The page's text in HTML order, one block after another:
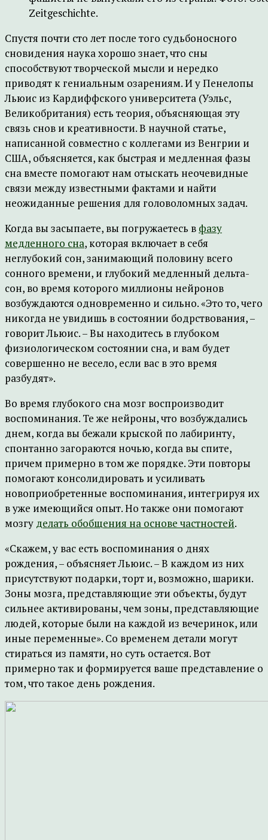
Zeitgeschichte.
Спустя почти сто лет после того судьбоносного
сновидения наука хорошо знает, что сны
способствуют творческой мысли и нередко
приводят к гениальным озарениям. И у Пенелопы
Льюис из Кардиффского университета (Уэльс,
Великобритания) есть теория, объясняющая эту
связь снов и креативности. В научной статье,
написанной совместно с коллегами из Венгрии и
США, объясняется, как быстрая и медленная фазы
сна вместе помогают нам отыскать неочевидные
связи между известными фактами и найти
неожиданные решения для головоломных задач.
Когда вы засыпаете, вы погружаетесь в фазу
медленного сна, которая включает в себя
неглубокий сон, занимающий половину всего
сонного времени, и глубокий медленный дельта-
сон, во время которого миллионы нейронов
возбуждаются одновременно и сильно. «Это то, чего
никогда не увидишь в состоянии бодрствования, –
говорит Льюис. – Вы находитесь в глубоком
физиологическом состоянии сна, и вам будет
совершенно не весело, если вас в это время
разбудят».
Во время глубокого сна мозг воспроизводит
воспоминания. Те же нейроны, что возбуждались
днем, когда вы бежали крыской по лабиринту,
спонтанно загораются ночью, когда вы спите,
причем примерно в том же порядке. Эти повторы
помогают консолидировать и усиливать
новоприобретенные воспоминания, интегрируя их
в уже имеющийся опыт. Но также они помогают
мозгу делать обобщения на основе частностей.
«Скажем, у вас есть воспоминания о днях
рождения, – объясняет Льюис. – В каждом из них
присутствуют подарки, торт и, возможно, шарики.
Зоны мозга, представляющие эти объекты, будут
сильнее активированы, чем зоны, представляющие
людей, которые были на каждой из вечеринок, или
иные переменные». Со временем детали могут
стираться из памяти, но суть остается. Вот
примерно так и формируется ваше представление о
том, что такое день рождения.